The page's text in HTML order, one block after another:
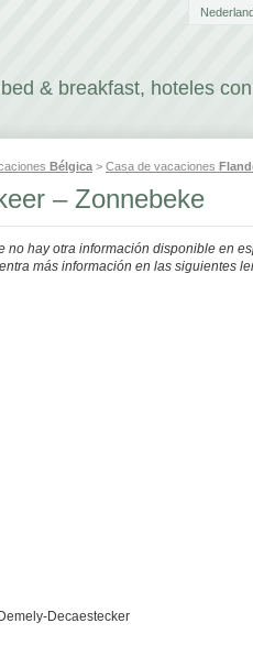
bed & breakfast, hoteles
Bélgica > Casa de vacaciones
– Zonnebeke
no hay otra información disponible en
más información en las siguientes
Decaestecker